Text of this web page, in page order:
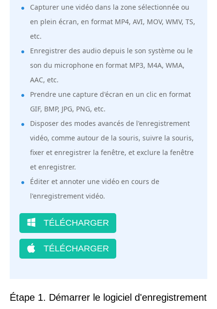
Capturer une vidéo dans la zone sélectionnée ou
en plein écran, en format MP4, AVI, MOV, WMV, TS,
etc.
Enregistrer des audio depuis le son système ou le
son du microphone en format MP3, M4A, WMA,
AAC, etc.
Prendre une capture d'écran en un clic en format
GIF, BMP, JPG, PNG, etc.
Disposer des modes avancés de l'enregistrement
vidéo, comme autour de la souris, suivre la souris,
fixer et enregistrer la fenêtre, et exclure la fenêtre
et enregistrer.
Éditer et annoter une vidéo en cours de
l'enregistrement vidéo.
TÉLÉCHARGER
TÉLÉCHARGER
Étape 1. Démarrer le logiciel d'enregistrement